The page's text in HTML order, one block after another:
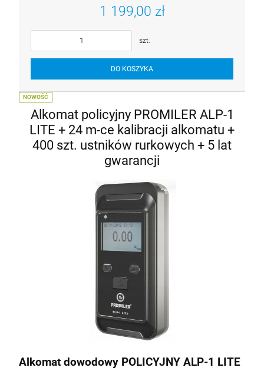
1 199,00 zł
szt.
DO KOSZYKA
Alkomat policyjny PROMILER ALP-1
LITE + 24 m-ce kalibracji alkomatu +
400 szt. ustników rurkowych + 5 lat
gwarancji
Alkomat dowodowy POLICYJNY ALP-1 LITE
NOWOŚĆ